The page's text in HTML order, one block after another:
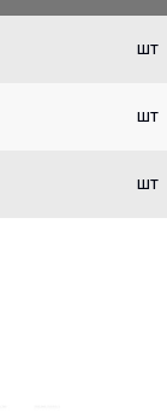
шт
шт
шт